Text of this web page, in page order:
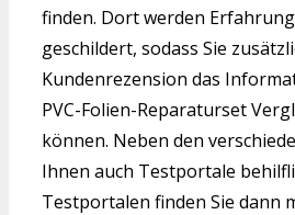
finden. Dort werden
geschildert, sodass Sie
Kundenrezension das
PVC-Folien-Reparaturset
können. Neben den
Ihnen auch Testportale
Testportalen finden Sie dann